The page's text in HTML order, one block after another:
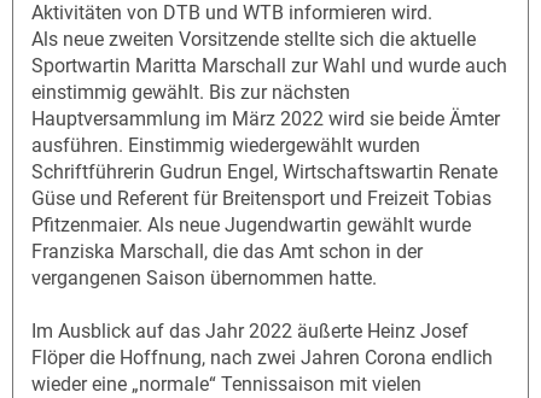
Aktivitäten von DTB und WTB informieren wird.
Als neue zweiten Vorsitzende stellte sich die aktuelle
Sportwartin Maritta Marschall zur Wahl und wurde auch
einstimmig gewählt. Bis zur nächsten
Hauptversammlung im März 2022 wird sie beide Ämter
ausführen. Einstimmig wiedergewählt wurden
Schriftführerin Gudrun Engel, Wirtschaftswartin Renate
Güse und Referent für Breitensport und Freizeit Tobias
Pfitzenmaier. Als neue Jugendwartin gewählt wurde
Franziska Marschall, die das Amt schon in der
vergangenen Saison übernommen hatte.
Im Ausblick auf das Jahr 2022 äußerte Heinz Josef
Flöper die Hoffnung, nach zwei Jahren Corona endlich
wieder eine „normale“ Tennissaison mit vielen